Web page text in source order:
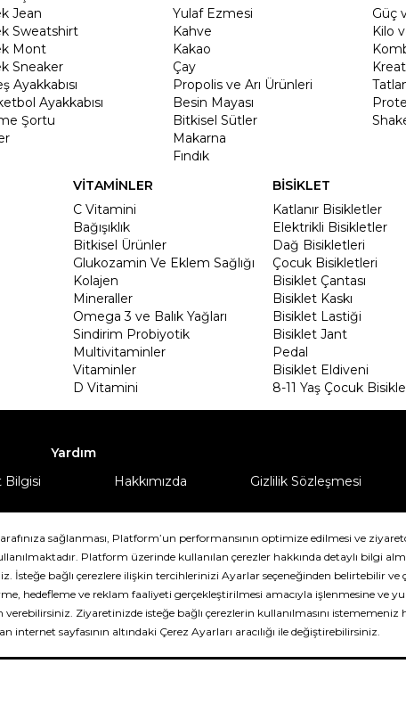
Jean
Sweatshirt
Mont
Sneaker
Ayakkabısı
Ayakkabısı
Şortu
Yulaf Ezmesi
Kahve
Kakao
Çay
Propolis ve Arı Ürünleri
Besin Mayası
Bitkisel Sütler
Makarna
Fındık
Güç
Kilo
VİTAMİNLER
C Vitamini
Bağışıklık
Bitkisel Ürünler
Glukozamin Ve Eklem Sağlığı
Kolajen
Mineraller
Omega 3 ve Balık Yağları
Sindirim Probiyotik
Multivitaminler
Vitaminler
D Vitamini
BİSİKLET
Katlanır Bisikletler
Elektrikli Bisikletler
Dağ Bisikletleri
Çocuk Bisikletleri
Bisiklet Çantası
Bisiklet Kaskı
Bisiklet Lastiği
Bisiklet Jant
Pedal
Bisiklet Eldiveni
8-11 Yaş Çocuk
Yardım
Bilgisi Hakkımızda Gizlilik Sözleşmesi
©️ 2022-2026. Tüm hakları saklıdır.